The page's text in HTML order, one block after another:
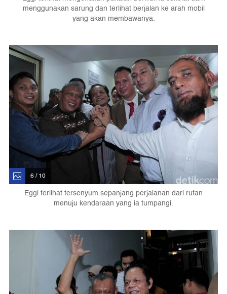
menggunakan sarung dan terlihat berjalan ke arah mobil
yang akan membawanya.
6 / 10
Eggi terlihat tersenyum sepanjang perjalanan dari rutan
menuju kendaraan yang ia tumpangi.